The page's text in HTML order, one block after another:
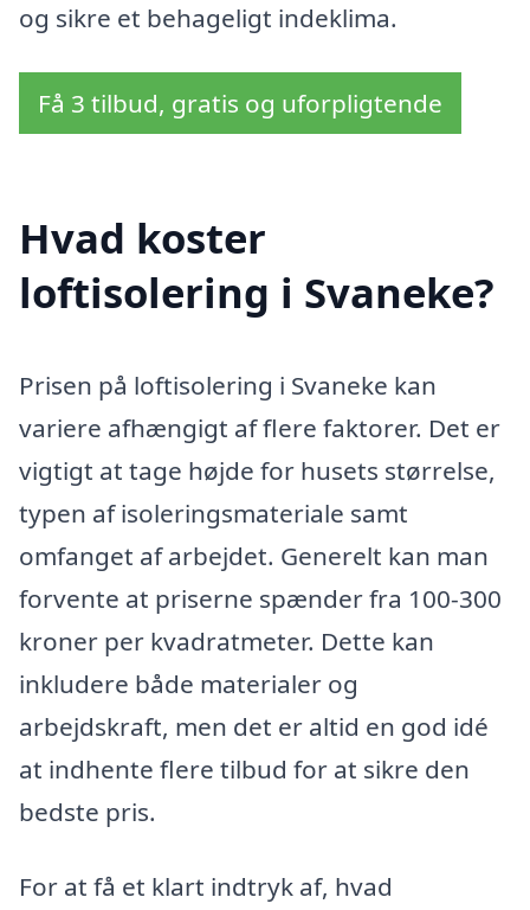
og sikre et behageligt indeklima.
Få 3 tilbud, gratis og uforpligtende
Hvad koster
loftisolering i Svaneke?
Prisen på loftisolering i Svaneke kan
variere afhængigt af flere faktorer. Det er
vigtigt at tage højde for husets størrelse,
typen af isoleringsmateriale samt
omfanget af arbejdet. Generelt kan man
forvente at priserne spænder fra 100-300
kroner per kvadratmeter. Dette kan
inkludere både materialer og
arbejdskraft, men det er altid en god idé
at indhente flere tilbud for at sikre den
bedste pris.
For at få et klart indtryk af, hvad